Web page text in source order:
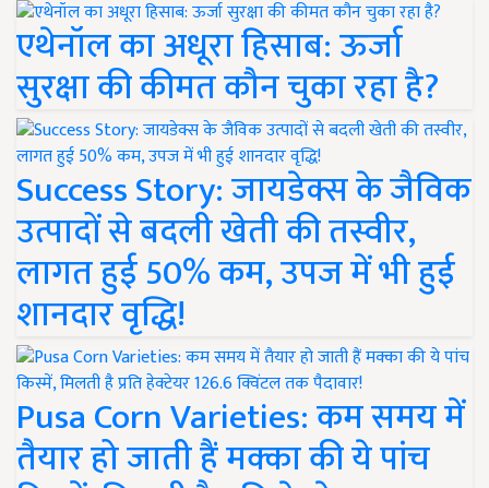
एथेनॉल का अधूरा हिसाब: ऊर्जा
सुरक्षा की कीमत कौन चुका रहा है?
Success Story: जायडेक्स के जैविक
उत्पादों से बदली खेती की तस्वीर,
लागत हुई 50% कम, उपज में भी हुई
शानदार वृद्धि!
Pusa Corn Varieties: कम समय में
तैयार हो जाती हैं मक्का की ये पांच